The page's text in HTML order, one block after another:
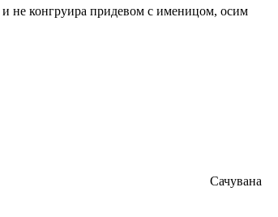
и не конгруира придевом с именицом, осим
Сачувана